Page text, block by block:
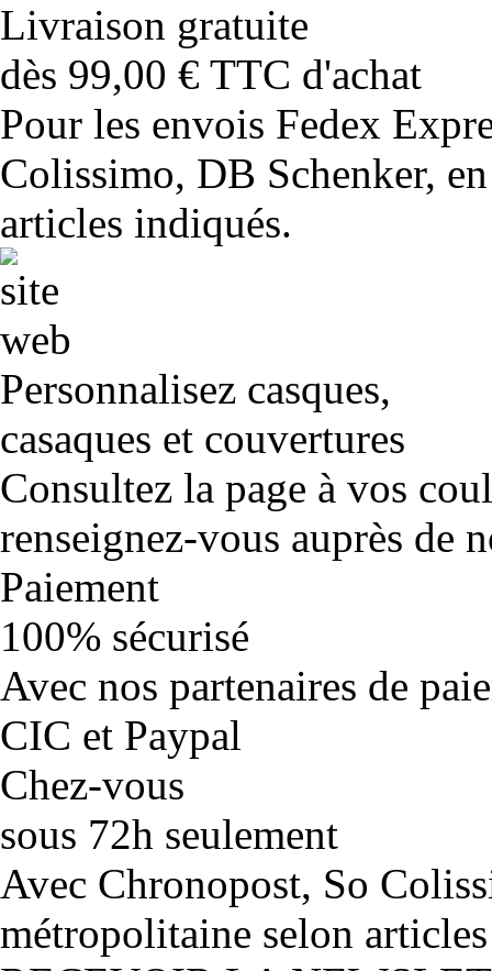
Livraison gratuite
dès 99,00 € TTC d'achat
Pour les envois Fedex
Colissimo, DB Schenker,
articles indiqués.
Personnalisez casques,
casaques et couvertures
Consultez la page à vos
renseignez-vous auprès de
Paiement
100% sécurisé
Avec nos partenaires de
CIC et Paypal
Chez-vous
sous 72h seulement
Avec Chronopost, So
métropolitaine selon